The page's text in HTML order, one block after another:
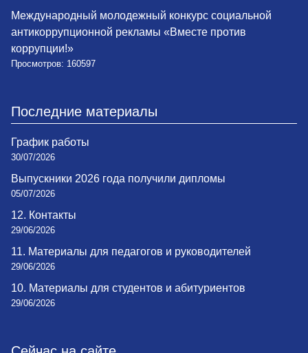
Международный молодежный конкурс социальной
антикоррупционной рекламы «Вместе против
коррупции!»
Просмотров: 160597
Последние материалы
График работы
30/07/2026
Выпускники 2026 года получили дипломы
05/07/2026
12. Контакты
29/06/2026
11. Материалы для педагогов и руководителей
29/06/2026
10. Материалы для студентов и абитуриентов
29/06/2026